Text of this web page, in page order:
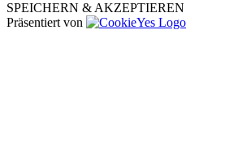
SPEICHERN & AKZEPTIEREN
Präsentiert von